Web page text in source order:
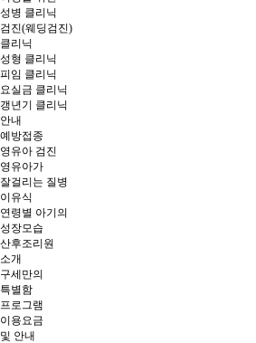
성병 클리닉
검진(웨딩검진)
클리닉
성형 클리닉
피임 클리닉
요실금 클리닉
갱년기 클리닉
안내
예방접종
영유아 검진
영유아가
잘걸리는 질병
이유식
연령별 아기의
성장모습
산후조리원
소개
구세만의
특별함
프로그램
이용요금
및 안내